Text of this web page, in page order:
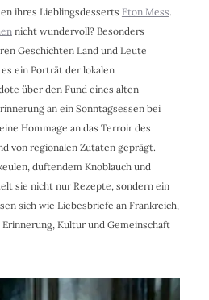
ihres Lieblingsdesserts Eton Mess.
nicht wundervoll? Besonders
Geschichten Land und Leute
ein Porträt der lokalen
über den Fund eines alten
an ein Sonntagsessen bei
Hommage an das Terroir des
von regionalen Zutaten geprägt.
duftendem Knoblauch und
sie nicht nur Rezepte, sondern ein
sich wie Liebesbriefe an Frankreich,
Kultur und Gemeinschaft